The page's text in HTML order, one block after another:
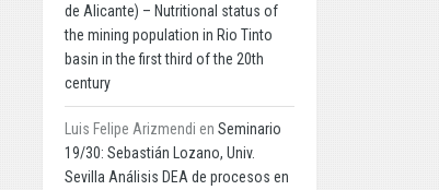
de Alicante) – Nutritional status of
the mining population in Rio Tinto
basin in the first third of the 20th
century
Luis Felipe Arizmendi en Seminario
19/30: Sebastián Lozano, Univ.
Sevilla Análisis DEA de procesos en